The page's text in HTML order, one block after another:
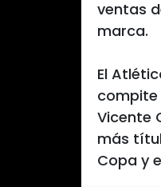
ventas
marca.
El
compite
Vicente
más
Copa y